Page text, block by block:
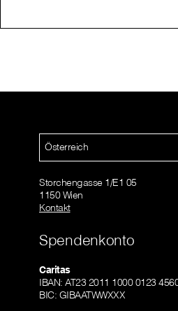
Österreich
Storchengasse 1/E1 05
1150 Wien
Kontakt
Spendenkonto
Caritas
IBAN: AT23 2011 1000 0123
BIC: GIBAATWWXXX